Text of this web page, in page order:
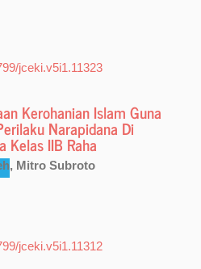
jceki.v5i1.11323
Kerohanian Islam Guna
Narapidana Di
Kelas IIB Raha
Mitro Subroto
jceki.v5i1.11312